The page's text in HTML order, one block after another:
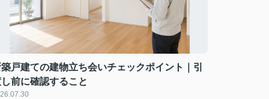
戸建ての建物立ち会いチェックポイント｜引
前に確認すること